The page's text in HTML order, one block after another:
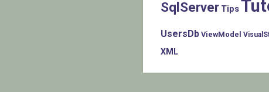
SqlServer Tips
UsersDb ViewModel
XML